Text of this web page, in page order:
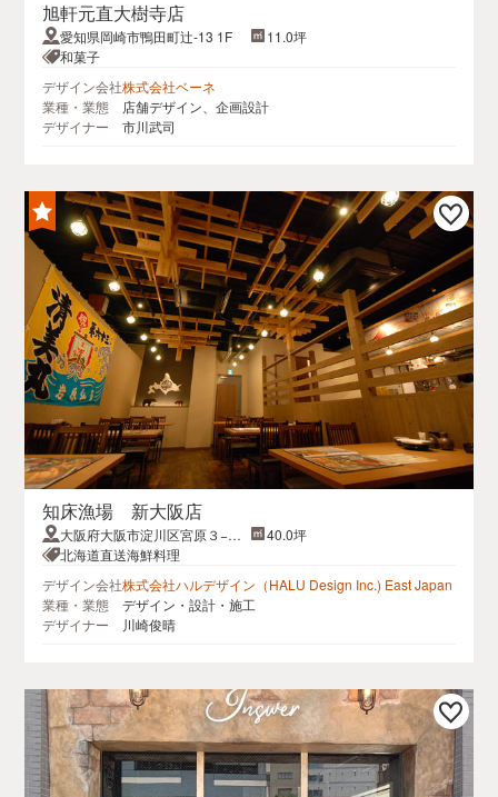
旭軒元直大樹寺店
愛知県岡崎市鴨田町辻-13 1F
11.0坪
和菓子
デザイン会社株式会社ベーネ
業種・業態
店舗デザイン、企画設計
デザイナー
市川武司
知床漁場 新大阪店
大阪府大阪市淀川区宮原３−３
−１６アクロスキューブ３F
40.0坪
北海道直送海鮮料理
デザイン会社株式会社ハルデザイン（HALU Design Inc.) East Japan
業種・業態
デザイン・設計・施工
デザイナー
川崎俊晴